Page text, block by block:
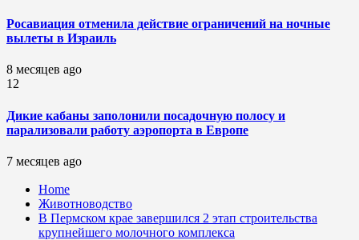
Росавиация отменила действие ограничений на ночные
вылеты в Израиль
8 месяцев ago
12
Дикие кабаны заполонили посадочную полосу и
парализовали работу аэропорта в Европе
7 месяцев ago
Home
Животноводство
В Пермском крае завершился 2 этап строительства
крупнейшего молочного комплекса